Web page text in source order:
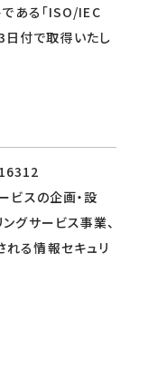
ある「ISO/IEC
付で取得いたし
ビスの企画・設
グサービス事業、
れる情報セキュリ